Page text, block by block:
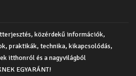
közérdekű információk,
praktikák, technika, kikapcsolódás,
itthonról és a nagyvilágból
EGYARÁNT!